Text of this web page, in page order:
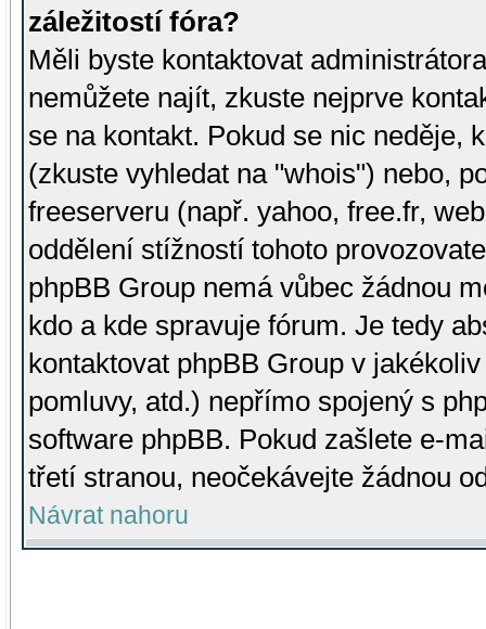
záležitostí fóra?
Měli byste kontaktovat
nemůžete najít, zkuste nejprve
se na kontakt. Pokud se nic neděje,
(zkuste vyhledat na "whois") nebo,
freeserveru (např. yahoo, free.fr,
oddělení stížností tohoto
phpBB Group nemá vůbec žádnou
kdo a kde spravuje fórum. Je tedy
kontaktovat phpBB Group v
pomluvy, atd.) nepřímo spojený s
software phpBB. Pokud zašlete e-
třetí stranou, neočekávejte žádnou
Návrat nahoru